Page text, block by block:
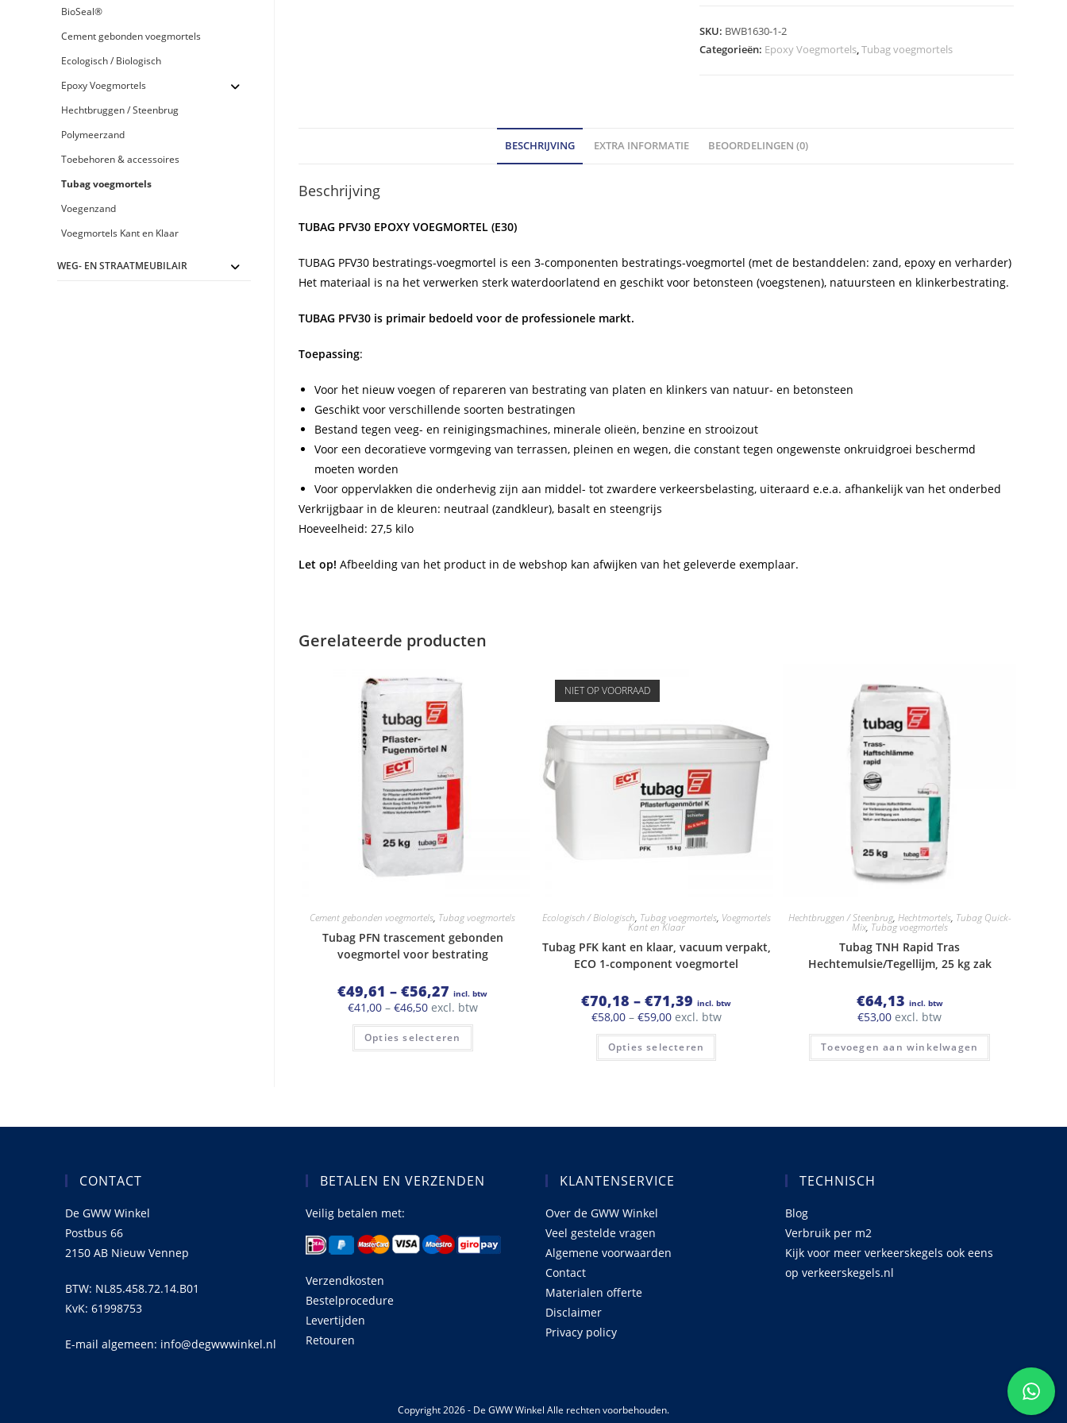
3
componenten
hoeveelheid
SKU: BWB1630-1-2
Categorieën: Epoxy Voegmortels,Tubag voegmortels
BESCHRIJVING EXTRA INFORMATIE BEOORDELINGEN (0)
Beschrijving
TUBAG PFV30 EPOXY VOEGMORTEL (E30)
TUBAG PFV30 bestratings-voegmortel is een 3-componenten bestratings-voegmortel (met de bestanddelen: zand, epoxy en verharder)
Het materiaal is na het verwerken sterk waterdoorlatend en geschikt voor betonsteen (voegstenen), natuursteen en klinkerbestrating.
TUBAG PFV30 is primair bedoeld voor de professionele markt.
Toepassing:
Voor het nieuw voegen of repareren van bestrating van platen en klinkers van natuur- en betonsteen
Geschikt voor verschillende soorten bestratingen
Bestand tegen veeg- en reinigingsmachines, minerale olieën, benzine en strooizout
Voor een decoratieve vormgeving van terrassen, pleinen en wegen, die constant tegen ongewenste onkruidgroei beschermd
moeten worden
Voor oppervlakken die onderhevig zijn aan middel- tot zwardere verkeersbelasting, uiteraard e.e.a. afhankelijk van het onderbed
Verkrijgbaar in de kleuren: neutraal (zandkleur), basalt en steengrijs
Hoeveelheid: 27,5 kilo
Let op! Afbeelding van het product in de webshop kan afwijken van het geleverde exemplaar.
Gerelateerde producten
Cement gebonden voegmortels, Tubag voegmortels
Tubag PFN trascement gebonden
voegmortel voor bestrating
€49,61 – €56,27 Prijsklasse:
€49,61
tot
€56,27
incl. btw
€41,00 – €46,50Prijsklasse:
€41,00
tot
€46,50
excl. btw
Opties selecteren
Dit
heeft
worden
NIET OP VOORRAAD
Ecologisch / Biologisch, Tubag voegmortels, Voegmortels
Kant en Klaar
Tubag PFK kant en klaar, vacuum verpakt,
ECO 1-component voegmortel
€70,18 – €71,39 Prijsklasse:
€70,18
tot
€71,39
incl. btw
€58,00 – €59,00Prijsklasse:
€58,00
tot
€59,00
excl. btw
Opties selecteren
Dit
heeft
gekozen
productpagina
Hechtbruggen / Steenbrug, Hechtmortels, Tubag Quick-
Mix, Tubag voegmortels
Tubag TNH Rapid Tras
Hechtemulsie/Tegellijm, 25 kg zak
€64,13 incl. btw
€53,00 excl. btw
Toevoegen aan winkelwagen
BioSeal®
Cement gebonden voegmortels
Ecologisch / Biologisch
Epoxy Voegmortels
Hechtbruggen / Steenbrug
Polymeerzand
Toebehoren & accessoires
Tubag voegmortels
Voegenzand
Voegmortels Kant en Klaar
WEG- EN STRAATMEUBILAIR
CONTACT
De GWW Winkel
Postbus 66
2150 AB Nieuw Vennep
BTW: NL85.458.72.14.B01
KvK: 61998753
E-mail algemeen: info@degwwwinkel.nl
BETALEN EN VERZENDEN
Veilig betalen met:
Verzendkosten
Bestelprocedure
Levertijden
Retouren
KLANTENSERVICE
Over de GWW Winkel
Veel gestelde vragen
Algemene voorwaarden
Contact
Materialen offerte
Disclaimer
Privacy policy
TECHNISCH
Blog
Verbruik per m2
Kijk voor meer verkeerskegels ook eens
opverkeerskegels.nl
Copyright 2026 - De GWW Winkel Alle rechten voorbehouden.